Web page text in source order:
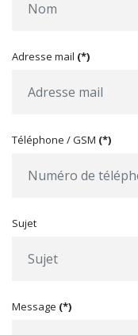
Adresse mail (*)
Téléphone / GSM (*)
Sujet
Message (*)